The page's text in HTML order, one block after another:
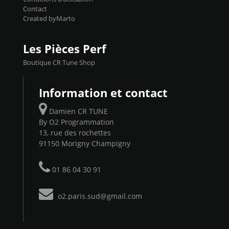
Contact
Created byMarto
Les Pièces Perf
Boutique CR Tune Shop
Information et contact
Damien CR TUNE
By O2 Programmation
13, rue des rochettes
91150 Morigny Champigny
01 86 04 30 91
o2.paris.sud@gmail.com